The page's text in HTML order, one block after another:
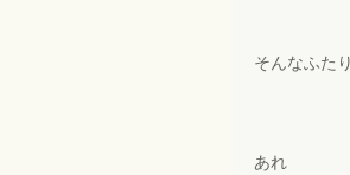
そんなふた
あれ